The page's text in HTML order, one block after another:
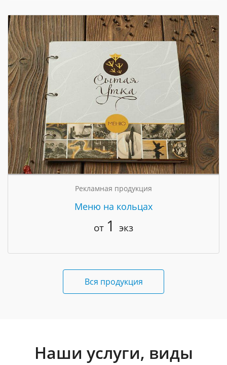
Рекламная продукция
Меню на кольцах
от 1 экз
Вся продукция
Наши услуги, виды